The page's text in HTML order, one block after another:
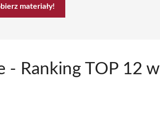
materiały!
- Ranking TOP 12 w